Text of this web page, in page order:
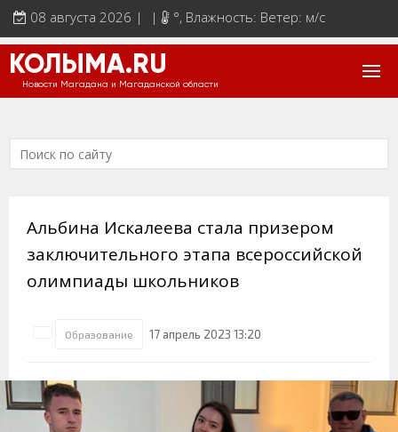
08 августа 2026 | | °, Влажность: Ветер: м/с
КОЛЫМА.RU
Новости Магадана и Магаданской области
Альбина Искалеева стала призером
заключительного этапа всероссийской
олимпиады школьников
Образование 17 апрель 2023 13:20